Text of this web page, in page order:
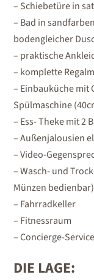
– Schiebetüre in
– Bad in
bodengleicher
– praktische
– komplette
– Einbauküche mit
Spülmaschine
– Ess- Theke mit 2
– Außenjalousien
– Video-
– Wasch- und
Münzen bedienbar)
– Fahrradkeller
– Fitnessraum
– Concierge-Service
DIE LAGE: